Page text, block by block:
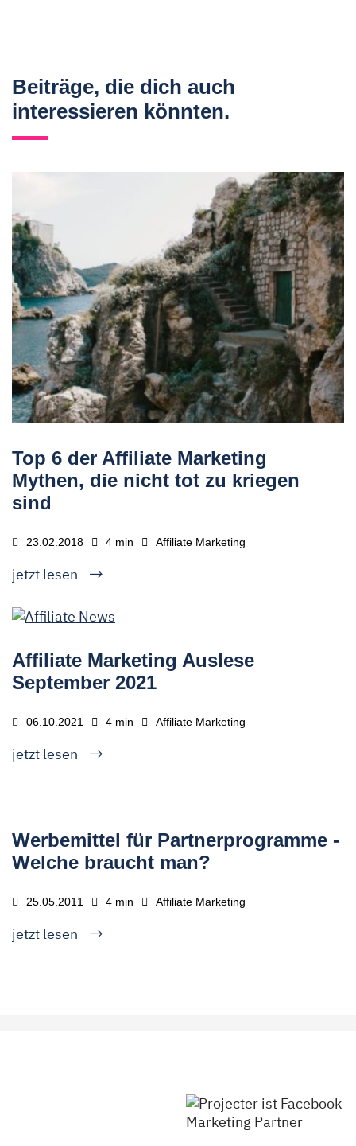
Beiträge, die dich auch
interessieren könnten.
Top 6 der Affiliate Marketing
Mythen, die nicht tot zu kriegen
sind
23.02.2018 4 min Affiliate Marketing
jetzt lesen
Affiliate Marketing Auslese
September 2021
06.10.2021 4 min Affiliate Marketing
jetzt lesen
Werbemittel für Partnerprogramme -
Welche braucht man?
25.05.2011 4 min Affiliate Marketing
jetzt lesen